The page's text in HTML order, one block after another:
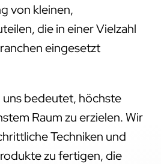
von kleinen,
die in einer Vielzahl
eingesetzt
uns bedeutet, höchste
Raum zu erzielen. Wir
Techniken und
zu fertigen, die